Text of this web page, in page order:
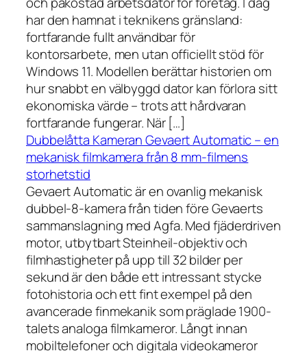
har den hamnat i teknikens gränsland:
fortfarande fullt användbar för
kontorsarbete, men utan officiellt stöd för
Windows 11. Modellen berättar historien om
hur snabbt en välbyggd dator kan förlora sitt
ekonomiska värde – trots att hårdvaran
fortfarande fungerar. När […]
Dubbelåtta Kameran Gevaert Automatic – en
mekanisk filmkamera från 8 mm-filmens
storhetstid
Gevaert Automatic är en ovanlig mekanisk
dubbel-8-kamera från tiden före Gevaerts
sammanslagning med Agfa. Med fjäderdriven
motor, utbytbart Steinheil-objektiv och
filmhastigheter på upp till 32 bilder per
sekund är den både ett intressant stycke
fotohistoria och ett fint exempel på den
avancerade finmekanik som präglade 1900-
talets analoga filmkameror. Långt innan
mobiltelefoner och digitala videokameror